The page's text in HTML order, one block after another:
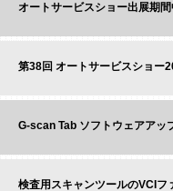
オートサービスショー出展期
第38回 オートサービスショー
G-scan Tab ソフトウェアアッ
検査用スキャンツールのVCIフ